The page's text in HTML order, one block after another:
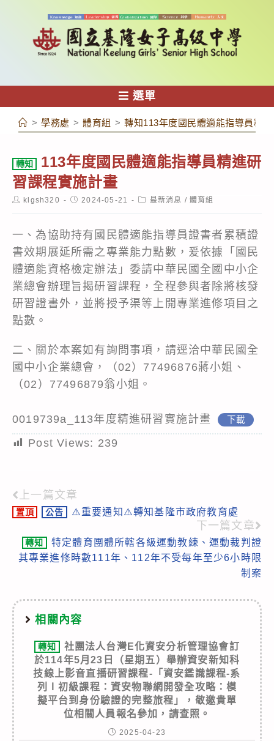
容
選單
> 學務處 > 體育組 > 轉知113年度國民體適能指導員精
轉知
113年度國民體適能指導員精進研
習課程實施計畫
Postklgsh320
Post2024-05-21
Post最新消息 / 體育組
一、為協助持有國民體適能指導員證書者累積證
書效期展延所需之專業能力點數，爰依據「國民
體適能資格檢定辦法」委請中華民國全國中小企
業總會辦理旨揭研習課程，全程參與者除將核發
研習證書外，並將授予渠等上開專業進修項目之
點數。
二、關於本案如有詢問事項，請逕洽中華民國全
國中小企業總會，（02）77496876蔣小姐、
（02）77496879翁小姐。
0019739a_113年度精進研習實施計畫 下載
Post Views: 239
Read
more
articles
上一篇文章
置頂 公告 ⚠️重要通知⚠️轉知基隆市政府教育處
下一篇文章
轉知
特定體育團體所轄各級運動教練、運動裁判證
其專業進修時數111年、112年不受每年至少6小時限
制案
相關內容
轉知
社團法人台灣E化資安分析管理協會訂
於114年5月23日（星期五）舉辦資安新知科
技線上影音直播研習課程-「資安鑑識課程-系
列Ⅰ初級課程：資安物聯網開發全攻略：模
擬平台到身份驗證的完整旅程」，敬邀貴單
位相關人員報名參加，請查照。
2025-04-23